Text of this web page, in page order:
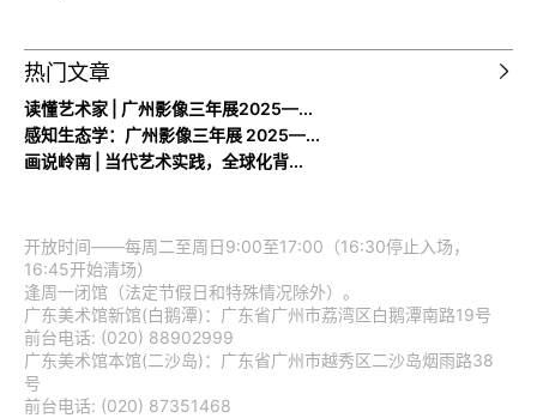
热门文章
读懂艺术家 | 广州影像三年展2025—...
感知生态学：广州影像三年展 2025—...
画说岭南 | 当代艺术实践，全球化背...
开放时间——每周二至周日9:00至17:00（16:30停止入场，
16:45开始清场）
逢周一闭馆（法定节假日和特殊情况除外）。
广东美术馆新馆(白鹅潭)：广东省广州市荔湾区白鹅潭南路19号
前台电话: (020) 88902999
广东美术馆本馆(二沙岛)：广东省广州市越秀区二沙岛烟雨路38
号
前台电话: (020) 87351468